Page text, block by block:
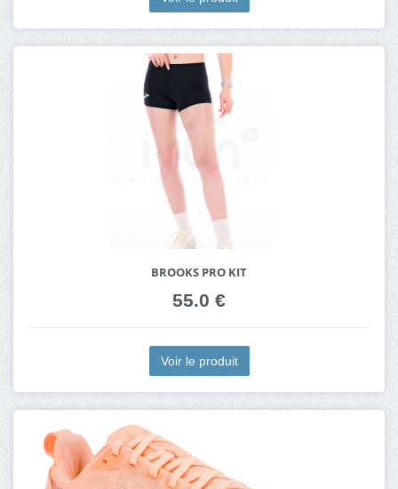
BROOKS PRO KIT
55.0 €
Voir le produit